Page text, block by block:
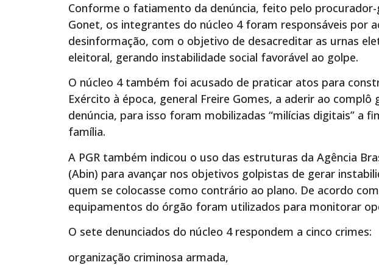
Conforme o fatiamento da denúncia, feito pelo procurador-
Gonet, os integrantes do núcleo 4 foram responsáveis por
desinformação, com o objetivo de desacreditar as urnas
eleitoral, gerando instabilidade social favorável ao golpe.
O núcleo 4 também foi acusado de praticar atos para
Exército à época, general Freire Gomes, a aderir ao complô
denúncia, para isso foram mobilizadas “milícias digitais” a
família.
A PGR também indicou o uso das estruturas da Agência
(Abin) para avançar nos objetivos golpistas de gerar
quem se colocasse como contrário ao plano. De acordo
equipamentos do órgão foram utilizados para monitorar
O sete denunciados do núcleo 4 respondem a cinco crimes:
organização criminosa armada,